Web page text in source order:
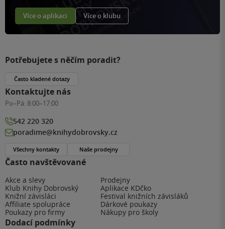
Více o aplikaci Více o klubu
Často navštěvované
Akce a slevy
Prodejny
Klub Knihy Dobrovský
Aplikace KDčko
Knižní závisláci
Festival knižních závisláků
Affiliate spolupráce
Dárkové poukazy
Poukazy pro firmy
Nákupy pro školy
Dodací podmínky
Potřebujete s něčím poradit?
Často kladené dotazy
Kontaktujte nás
Po–Pá: 8:00–17:00
542 220 320
poradime@knihydobrovsky.cz
Všechny kontakty Naše prodejny